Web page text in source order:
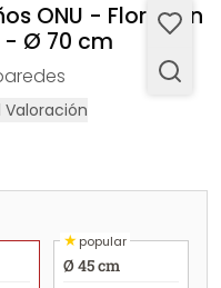
ONU - Flores en
- Ø 70 cm
Valoración
★popular
Ø 45 cm